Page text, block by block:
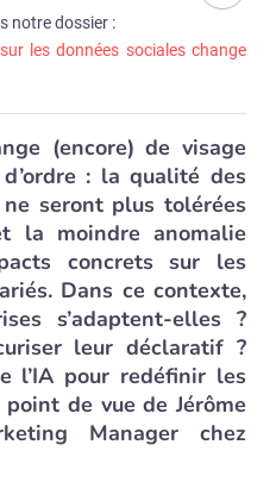
notre dossier :
les données sociales change
(encore) de visage
: la qualité des
seront plus tolérées
la moindre anomalie
concrets sur les
Dans ce contexte,
s’adaptent-elles ?
leur déclaratif ?
l’IA pour redéfinir les
de vue de Jérôme
Manager chez